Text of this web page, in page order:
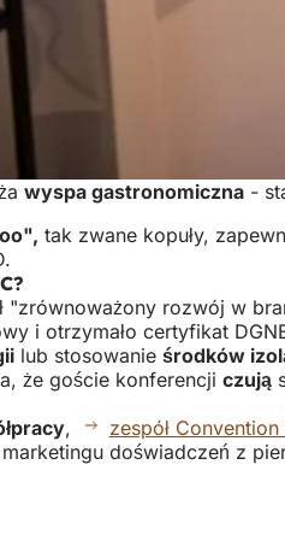
wyspa gastronomiczna -
tak zwane kopuły,
"zrównoważony rozwój w
i otrzymało certyfikat
lub stosowanie środków
że goście konferencji czują
, zespół
doświadczeń z